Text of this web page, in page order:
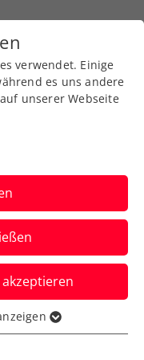
endet
die
guter
zu groß.
verwendet. Einige
es uns andere
unserer Webseite